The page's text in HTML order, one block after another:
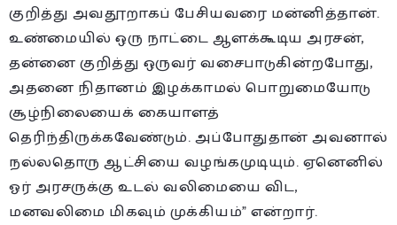
குறித்து அவதூறாகப் பேசியவரை மன்னித்தான்.
உண்மையில் ஒரு நாட்டை ஆளக்கூடிய அரசன்,
தன்னை குறித்து ஒருவர் வசைபாடுகின்றபோது,
அதனை நிதானம் இழக்காமல் பொறுமையோடு
சூழ்நிலையைக் கையாளத்
தெரிந்திருக்கவேண்டும். அப்போதுதான் அவனால்
நல்லதொரு ஆட்சியை வழங்கமுடியும். ஏனெனில்
ஓர் அரசருக்கு உடல் வலிமையை விட,
மனவலிமை மிகவும் முக்கியம்” என்றார்.